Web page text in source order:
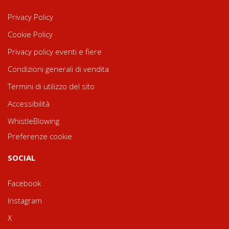
Privacy Policy
Cookie Policy
Privacy policy eventi e fiere
Condizioni generali di vendita
Termini di utilizzo del sito
Accessibilità
WhistleBlowing
Preferenze cookie
SOCIAL
Facebook
Instagram
X